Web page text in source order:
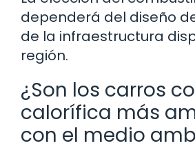
dependerá del diseño
de la infraestructura
región.
¿Son los carros
calorífica más
con el medio